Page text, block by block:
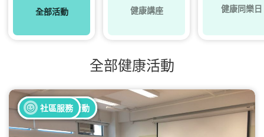
全部活動 健康講座 健康同樂日
全部健康活動
全部健康活動
全部義工活動
社區服務